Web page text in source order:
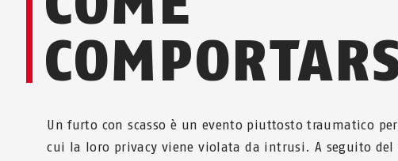
Un furto con scasso è un evento piuttosto traumatico
cui la loro privacy viene violata da intrusi. A seguito del